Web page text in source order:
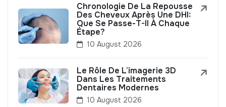
Chronologie De La Repousse
Des Cheveux Après Une DHI:
Que Se Passe-T-Il À Chaque
Étape?
10 August 2026
Le Rôle De L’imagerie 3D
Dans Les Traitements
Dentaires Modernes
10 August 2026